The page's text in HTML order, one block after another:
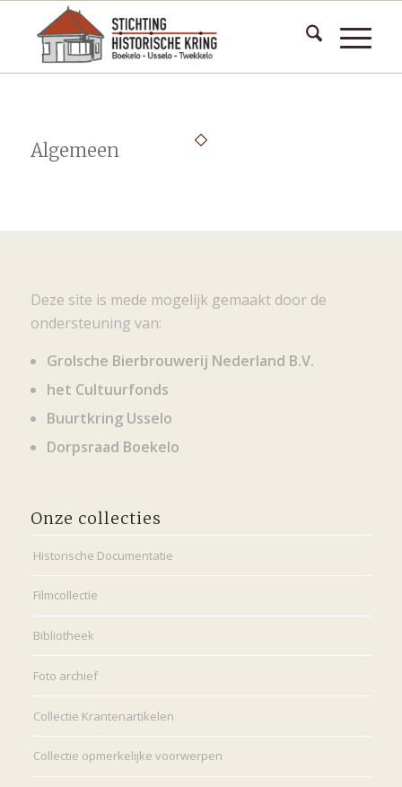
Algemeen
Deze site is mede mogelijk gemaakt door de
ondersteuning van:
Grolsche Bierbrouwerij Nederland B.V.
het Cultuurfonds
Buurtkring Usselo
Dorpsraad Boekelo
Onze collecties
Historische Documentatie
Filmcollectie
Bibliotheek
Foto archief
Collectie Krantenartikelen
Collectie opmerkelijke voorwerpen